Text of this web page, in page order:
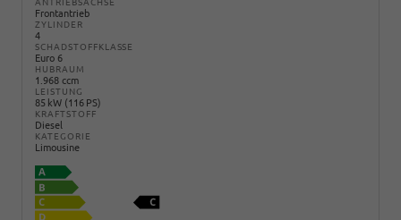
ANTRIEBSACHSE
Frontantrieb
ZYLINDER
4
SCHADSTOFFKLASSE
Euro 6
HUBRAUM
1.968 ccm
LEISTUNG
85 kW (116 PS)
KRAFTSTOFF
Diesel
KATEGORIE
Limousine